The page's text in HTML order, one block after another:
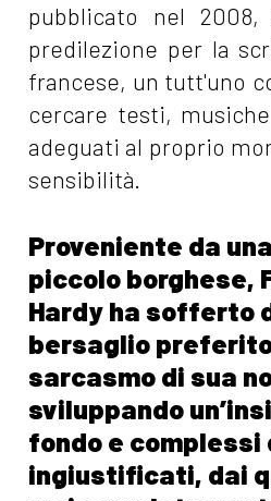
pubblicato nel
predilezione per la
francese, un tutt'uno
cercare testi,
adeguati al proprio
sensibilità.
Proveniente da
piccolo borghese,
Hardy ha sofferto
bersaglio
sarcasmo di sua
sviluppando
fondo e
ingiustificati, dai